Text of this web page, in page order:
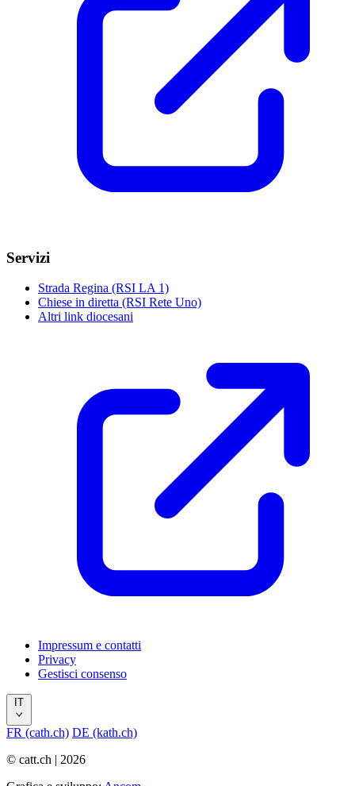
Servizi
Strada Regina (RSI LA 1)
Chiese in diretta (RSI Rete Uno)
Altri link diocesani
Impressum e contatti
Privacy
Gestisci consenso
IT
FR (cath.ch) DE (kath.ch)
© catt.ch | 2026